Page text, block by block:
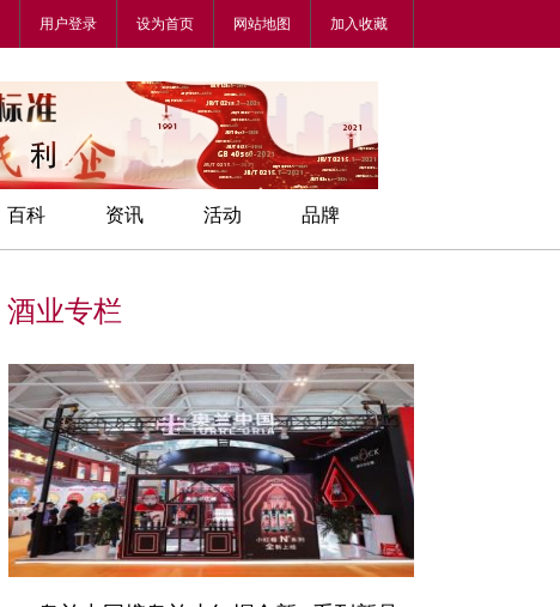
用户登录 设为首页 网站地图 加入收藏
百科 资讯 活动 品牌
酒业专栏